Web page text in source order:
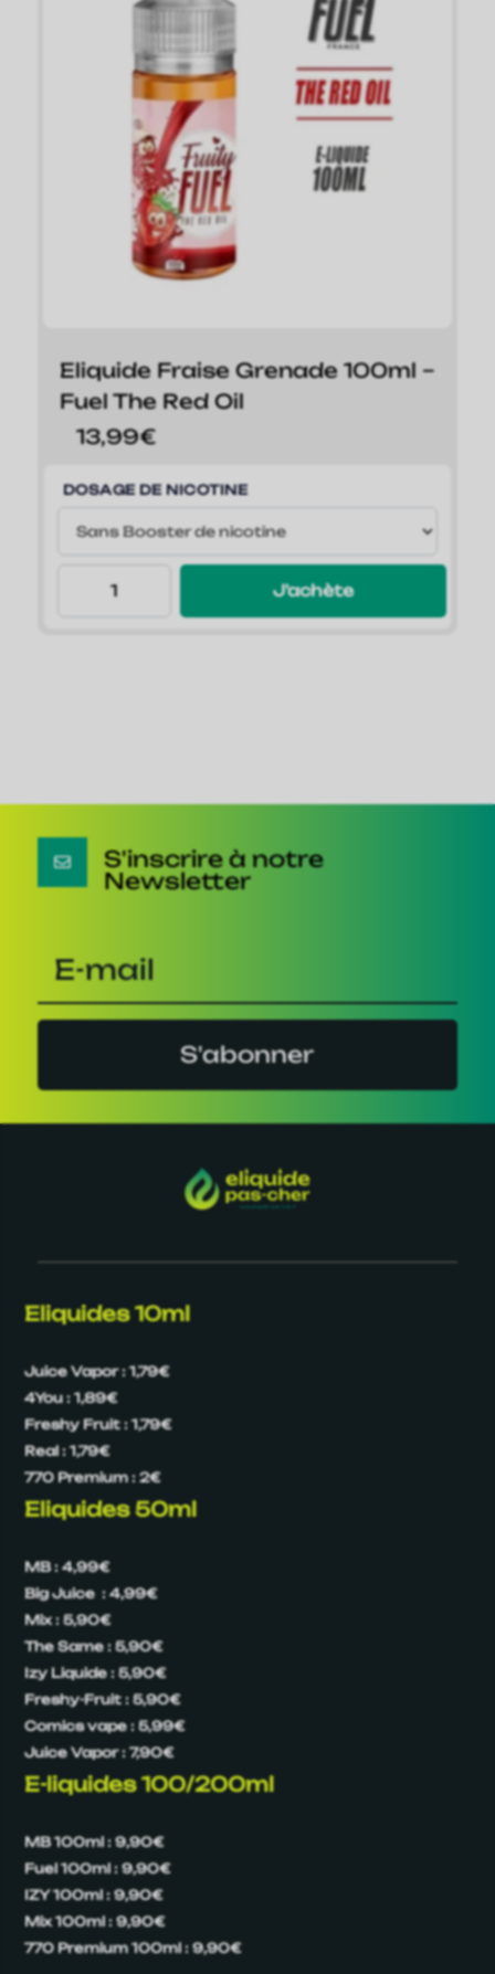
Eliquide Fraise Grenade 100ml –
Fuel The Red Oil
13,99€
DOSAGE DE NICOTINE
J'achète

S'inscrire à notre
Newsletter
S'abonner
Eliquides 10ml
Juice Vapor : 1,79€
4You : 1,89€
Freshy Fruit : 1,79€
Real : 1,79€
770 Premium : 2€
Eliquides 50ml
MB : 4,99€
Big Juice : 4,99€
Mix : 5,90€
The Same : 5,90€
Izy Liquide : 5,90€
Freshy-Fruit : 5,90€
Comics vape : 5,99€
Juice Vapor : 7,90€
E-liquides 100/200ml
MB 100ml : 9,90€
Fuel 100ml : 9,90€
IZY 100ml : 9,90€
Mix 100ml : 9,90€
770 Premium 100ml : 9,90€